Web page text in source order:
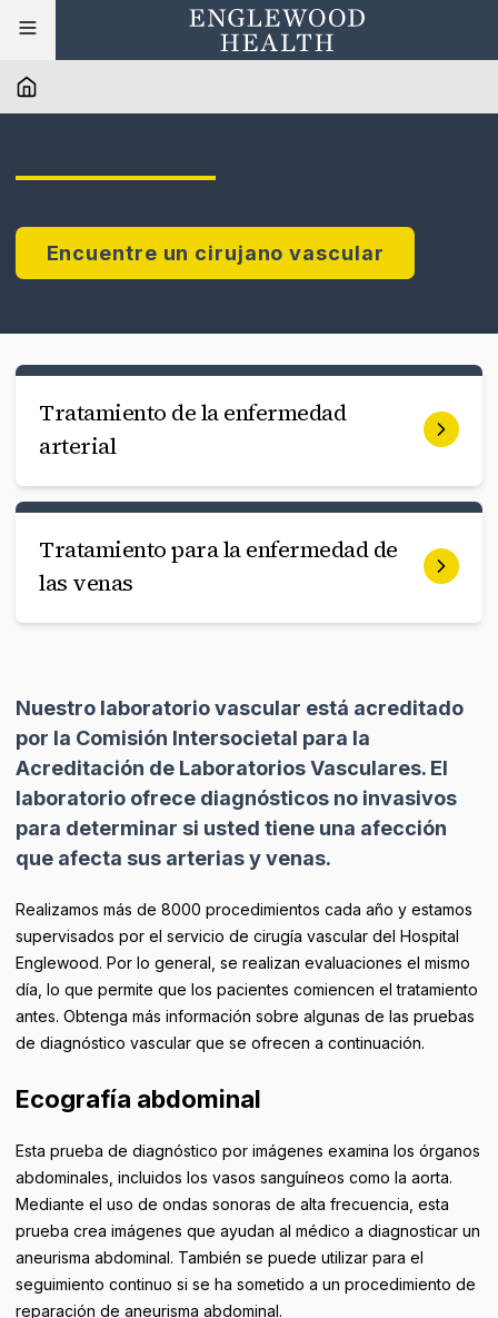
Encuentre un cirujano vascular
Tratamiento de la enfermedad
arterial
Tratamiento para la enfermedad de
las venas
Nuestro laboratorio vascular está acreditado
por la Comisión Intersocietal para la
Acreditación de Laboratorios Vasculares. El
laboratorio ofrece diagnósticos no invasivos
para determinar si usted tiene una afección
que afecta sus arterias y venas.
Realizamos más de 8000 procedimientos cada año y estamos
supervisados por el servicio de cirugía vascular del Hospital
Englewood. Por lo general, se realizan evaluaciones el mismo
día, lo que permite que los pacientes comiencen el tratamiento
antes. Obtenga más información sobre algunas de las pruebas
de diagnóstico vascular que se ofrecen a continuación.
Ecografía abdominal
Esta prueba de diagnóstico por imágenes examina los órganos
abdominales, incluidos los vasos sanguíneos como la aorta.
Mediante el uso de ondas sonoras de alta frecuencia, esta
prueba crea imágenes que ayudan al médico a diagnosticar un
aneurisma abdominal. También se puede utilizar para el
seguimiento continuo si se ha sometido a un procedimiento de
reparación de aneurisma abdominal.